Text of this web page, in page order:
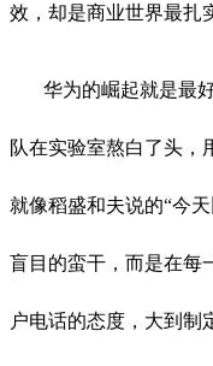
效，却是商业世界最扎
华为的崛起就是最
队在实验室熬白了头，
就像稻盛和夫说的“今
盲目的蛮干，而是在
户电话的态度，大到制